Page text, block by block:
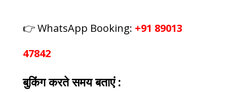
👉 WhatsApp Booking: +91 89013
47842
बुकिंग करते समय बताएं :